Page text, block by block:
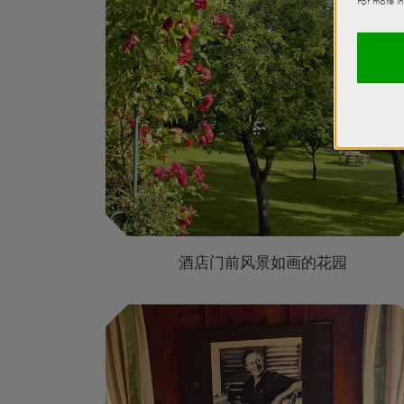
酒店门前风景如画的花园